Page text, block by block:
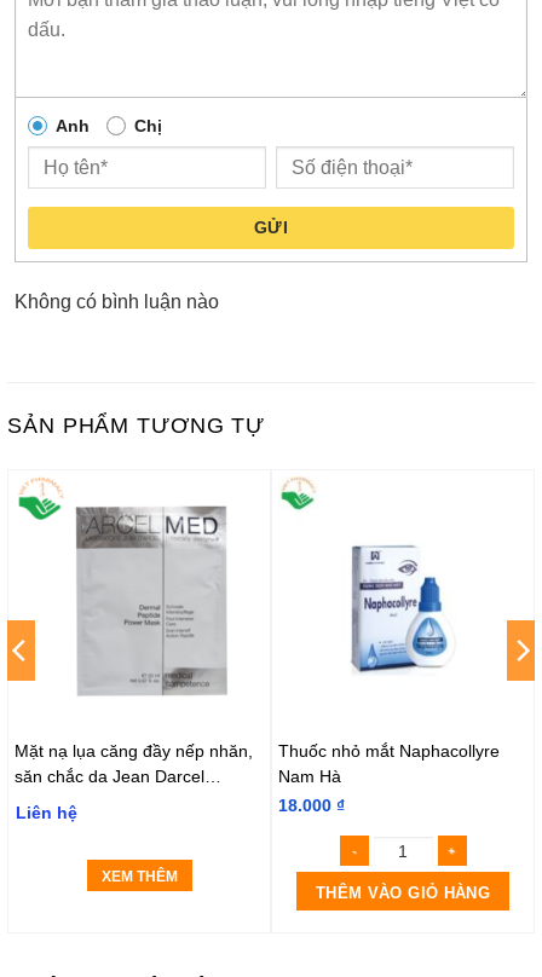
Anh Chị
GỬI
Không có bình luận nào
SẢN PHẨM TƯƠNG TỰ
Mặt nạ lụa căng đầy nếp nhăn,
săn chắc da Jean Darcel
Dermal Peptide Power Mask
Liên hệ
XEM THÊM
Thuốc nhỏ mắt Naphacollyre
Nam Hà
18.000 ₫
THÊM VÀO GIỎ HÀNG